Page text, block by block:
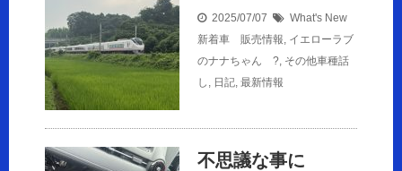
2025/07/07
What's New
新着車 販売情報, イエローラブ
のナナちゃん ?, その他車種話
し , 日記, 最新情報
不思議な事に